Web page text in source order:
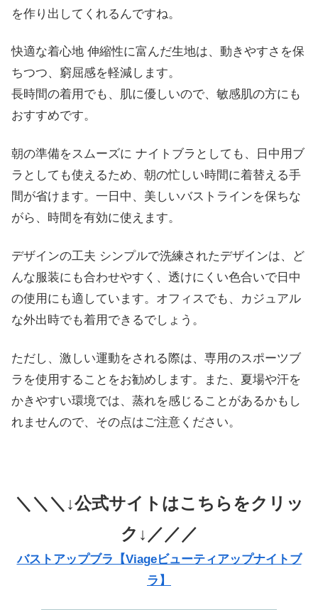
を作り出してくれるんですね。
快適な着心地 伸縮性に富んだ生地は、動きやすさを保
ちつつ、窮屈感を軽減します。
長時間の着用でも、肌に優しいので、敏感肌の方にも
おすすめです。
朝の準備をスムーズに ナイトブラとしても、日中用ブ
ラとしても使えるため、朝の忙しい時間に着替える手
間が省けます。一日中、美しいバストラインを保ちな
がら、時間を有効に使えます。
デザインの工夫 シンプルで洗練されたデザインは、ど
んな服装にも合わせやすく、透けにくい色合いで日中
の使用にも適しています。オフィスでも、カジュアル
な外出時でも着用できるでしょう。
ただし、激しい運動をされる際は、専用のスポーツブ
ラを使用することをお勧めします。また、夏場や汗を
かきやすい環境では、蒸れを感じることがあるかもし
れませんので、その点はご注意ください。
＼＼＼↓公式サイトはこちらをクリッ
ク↓／／／
バストアップブラ【Viageビューティアップナイトブ
ラ】